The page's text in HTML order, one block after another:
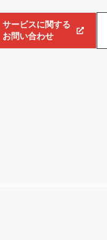
サービスに関する
お問い合わせ